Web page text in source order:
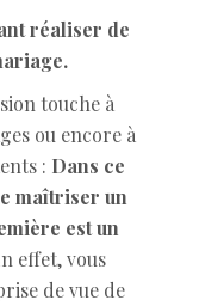
réaliser de
touche à
ou encore à
: Dans ce
maîtriser un
est un
effet, vous
de vue de